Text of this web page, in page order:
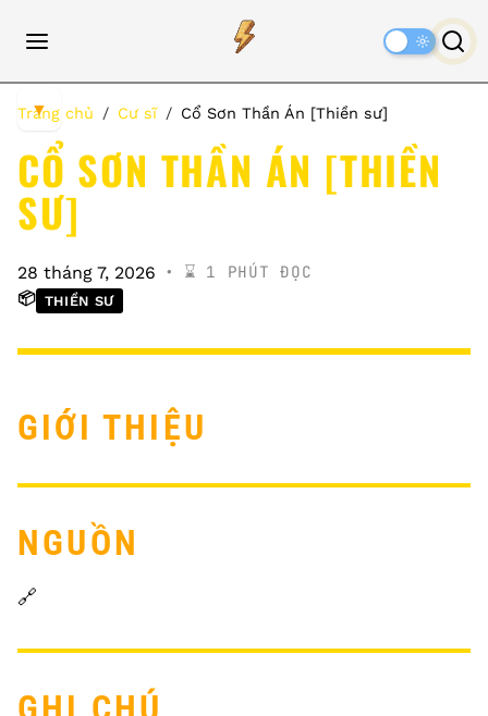
Trang chủ Cư sĩ Cổ Sơn Thần Án [Thiền sư]
CỔ SƠN THẦN ÁN [THIỀN
SƯ]
28 tháng 7, 2026 ⌛️ 1 PHÚT ĐỌC
📦 THIỀN SƯ
GIỚI THIỆU
NGUỒN
🔗
▼